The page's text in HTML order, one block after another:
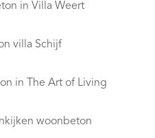
in Villa Weert
villa Schijf
in The Art of Living
woonbeton